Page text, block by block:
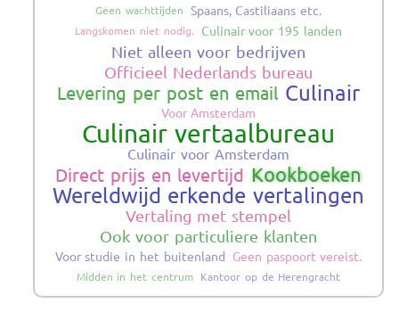
Geen wachttijden Spaans, Castiliaans etc.
Langskomen niet nodig. Culinair voor 195 landen
Niet alleen voor bedrijven
Officieel Nederlands bureau
Levering per post en email Culinair
Voor Amsterdam
Culinair vertaalbureau
Culinair voor Amsterdam
Direct prijs en levertijd Kookboeken
Wereldwijd erkende vertalingen
Vertaling met stempel
Ook voor particuliere klanten
Voor studie in het buitenland Geen paspoort vereist.
Midden in het centrum Kantoor op de Herengracht